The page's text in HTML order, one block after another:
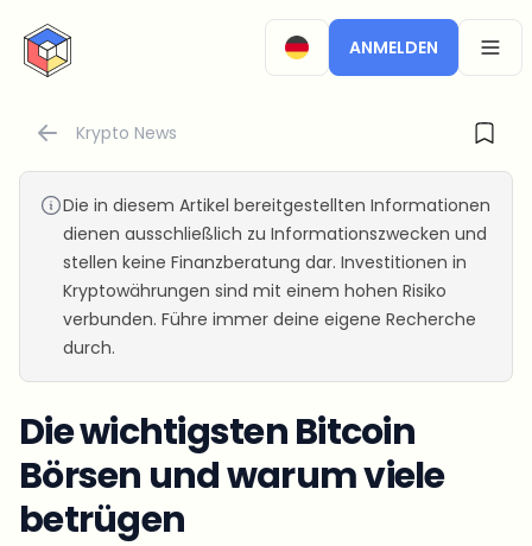
CryptoTicker
ANMELDEN
Krypto News
Die in diesem Artikel bereitgestellten Informationen
dienen ausschließlich zu Informationszwecken und
stellen keine Finanzberatung dar. Investitionen in
Kryptowährungen sind mit einem hohen Risiko
verbunden. Führe immer deine eigene Recherche
durch.
Die wichtigsten Bitcoin
Börsen und warum viele
betrügen